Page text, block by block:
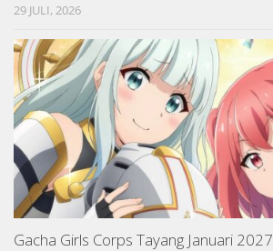
29 JULI, 2026
Gacha Girls Corps Tayang Januari 2027